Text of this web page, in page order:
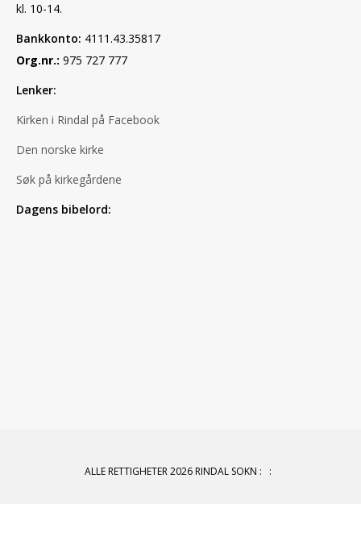
kl. 10-14.
Bankkonto: 4111.43.35817
Org.nr.: 975 727 777
Lenker:
Kirken i Rindal på Facebook
Den norske kirke
Søk på kirkegårdene
Dagens bibelord:
ALLE RETTIGHETER 2026 RINDAL SOKN : :